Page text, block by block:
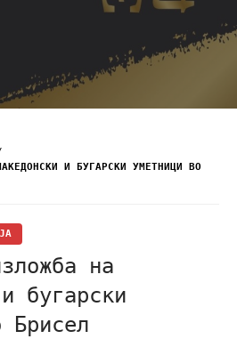
И БУГАРСКИ УМЕТНИЦИ ВО
на
бугарски
Брисел